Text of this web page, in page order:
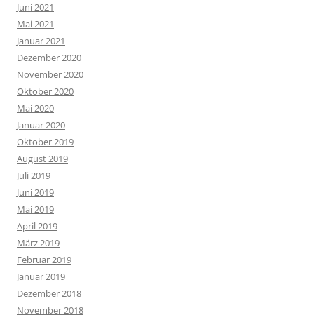
Juni 2021
Mai 2021
Januar 2021
Dezember 2020
November 2020
Oktober 2020
Mai 2020
Januar 2020
Oktober 2019
August 2019
Juli 2019
Juni 2019
Mai 2019
April 2019
März 2019
Februar 2019
Januar 2019
Dezember 2018
November 2018